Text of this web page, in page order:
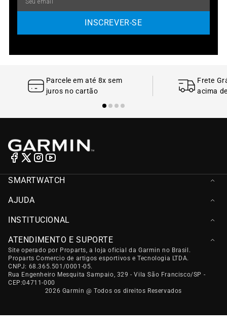
INSCREVER-SE
Parcele em até 8x sem
juros no cartão
Frete
acima
SMARTWATCH
SPORT FITNESS
ACESSÓRIOS
AJUDA
REVENDAS AUTORIZADAS
MAPAS
GARMIN EXPRESS
HELP
REGISTRO DO PRODUTO
TROCAS E DEVOLUÇÕES
INSTITUCIONAL
BLOG
POLITICA DE LGPD
INVESTIDORES
IMPRENSA
NOSSAS LOJAS
ATENDIMENTO E SUPORTE
CENTRAL DE ATENDIMENTO
ATENDIMENTO PÓS VENDA
(11) 5180-4835
DÚVIDAS SOBRE PRODUTO
(11) 5180-4835
Site operado por Proparts, a loja oficial da Garmin no Brasil.
Proparts Comercio de artigos esportivos e Tecnologia LTDA.
CNPJ: 68.365.501/0001-05.
Rua Engenheiro Mesquita Sampaio, 329 - Vila São Francisco/SP -
CEP:04711-000
2026 Garmin @ Todos os direitos Reservados